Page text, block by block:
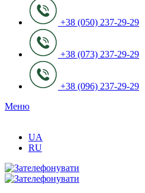
+38 (050) 237-29-29
+38 (073) 237-29-29
+38 (096) 237-29-29
Меню
UA
RU